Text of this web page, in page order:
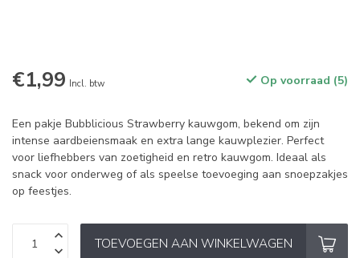
€1,99 Incl. btw Op voorraad (5)
Een pakje Bubblicious Strawberry kauwgom, bekend om zijn
intense aardbeiensmaak en extra lange kauwplezier. Perfect
voor liefhebbers van zoetigheid en retro kauwgom. Ideaal als
snack voor onderweg of als speelse toevoeging aan snoepzakjes
op feestjes.
TOEVOEGEN AAN WINKELWAGEN